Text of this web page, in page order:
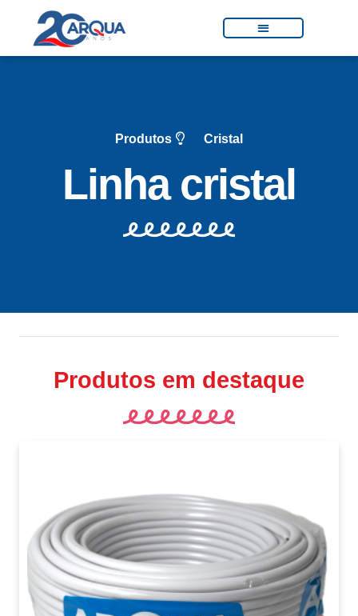
Produtos Cristal
Linha cristal
Produtos em destaque